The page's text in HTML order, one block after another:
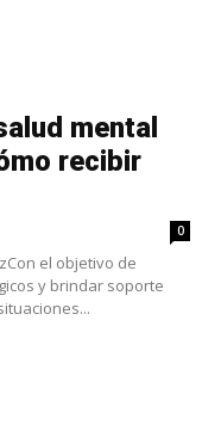
mental
recibir
0
el objetivo de
y brindar soporte